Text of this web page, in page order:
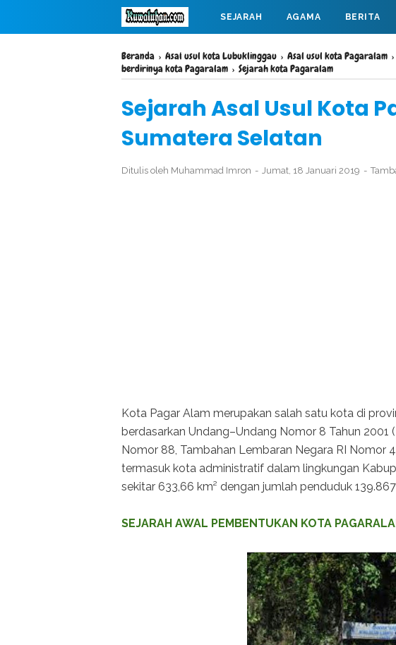
SEJARAH AGAMA BERITA
MAHABARATA
Beranda › Asal usul kota Lubuklinggau › Asal usul kota Pagaralam ›
berdirinya kota Pagaralam › Sejarah kota Pagaralam
Sejarah Asal Usul Kota
Sumatera Selatan
Ditulis oleh Muhammad Imron Jumat, 18 Januari 2019
Kota Pagar Alam merupakan salah satu kota di
berdasarkan Undang–Undang Nomor 8 Tahun 2001
Nomor 88, Tambahan Lembaran Negara RI Nomor
termasuk kota administratif dalam lingkungan
sekitar 633,66 km² dengan jumlah penduduk
SEJARAH AWAL PEMBENTUKAN KOTA